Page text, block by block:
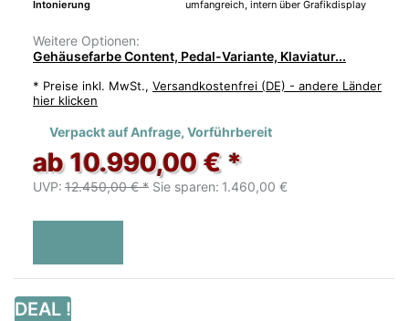
Intonierung umfangreich, intern über Grafikdisplay
Weitere Optionen:
Gehäusefarbe Content, Pedal-Variante, Klaviatur...
* Preise inkl. MwSt., Versandkostenfrei (DE) - andere Länder
hier klicken
Verpackt auf Anfrage, Vorführbereit
ab 10.990,00 € *
UVP: 12.450,00 € * Sie sparen: 1.460,00 €
DEAL !